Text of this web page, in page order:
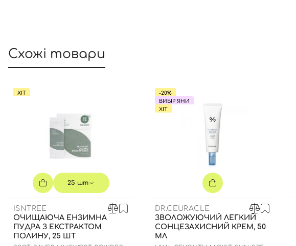
Схожі товари
ХІТ
25 шт
ISNTREE
ОЧИЩАЮЧА ЕНЗИМНА
ПУДРА З ЕКСТРАКТОМ
ПОЛИНУ, 25 ШТ
-20%
ВИБІР ЯНИ
ХІТ
DR.CEURACLE
ЗВОЛОЖУЮЧИЙ ЛЕГКИЙ
СОНЦЕЗАХИСНИЙ КРЕМ, 50
МЛ